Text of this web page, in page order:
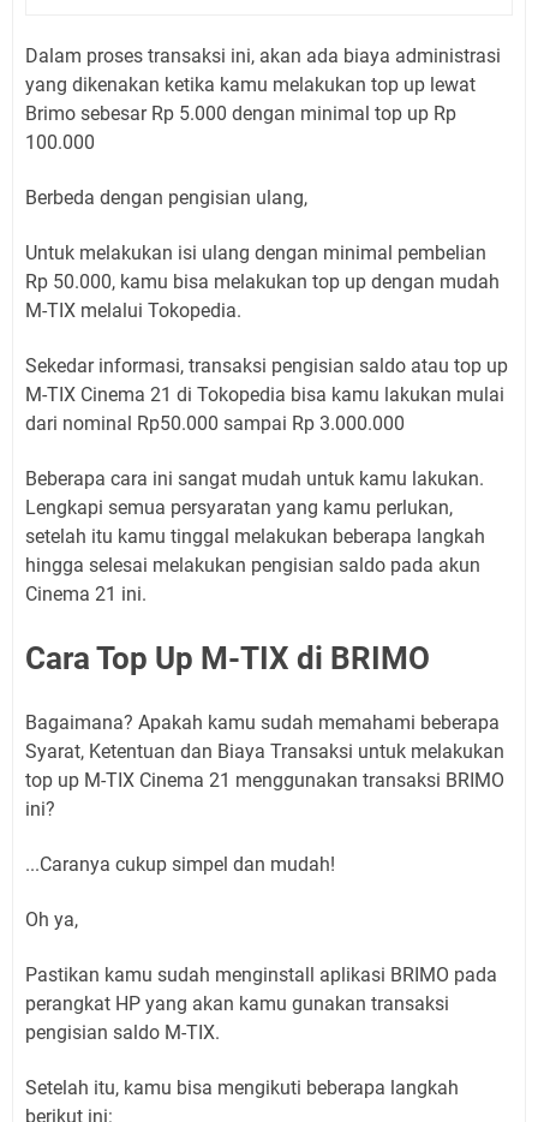
Dalam proses transaksi ini, akan ada biaya administrasi
yang dikenakan ketika kamu melakukan top up lewat
Brimo sebesar Rp 5.000 dengan minimal top up Rp
100.000
Berbeda dengan pengisian ulang,
Untuk melakukan isi ulang dengan minimal pembelian
Rp 50.000, kamu bisa melakukan top up dengan mudah
M-TIX melalui Tokopedia.
Sekedar informasi, transaksi pengisian saldo atau top up
M-TIX Cinema 21 di Tokopedia bisa kamu lakukan mulai
dari nominal Rp50.000 sampai Rp 3.000.000
Beberapa cara ini sangat mudah untuk kamu lakukan.
Lengkapi semua persyaratan yang kamu perlukan,
setelah itu kamu tinggal melakukan beberapa langkah
hingga selesai melakukan pengisian saldo pada akun
Cinema 21 ini.
Cara Top Up M-TIX di BRIMO
Bagaimana? Apakah kamu sudah memahami beberapa
Syarat, Ketentuan dan Biaya Transaksi untuk melakukan
top up M-TIX Cinema 21 menggunakan transaksi BRIMO
ini?
...Caranya cukup simpel dan mudah!
Oh ya,
Pastikan kamu sudah menginstall aplikasi BRIMO pada
perangkat HP yang akan kamu gunakan transaksi
pengisian saldo M-TIX.
Setelah itu, kamu bisa mengikuti beberapa langkah
berikut ini: